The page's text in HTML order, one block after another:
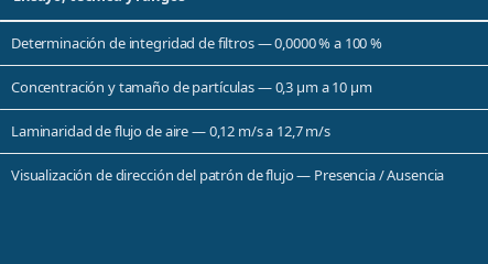
Determinación de integridad de filtros — 0,0000 % a 100 %
Concentración y tamaño de partículas — 0,3 µm a 10 µm
Laminaridad de flujo de aire — 0,12 m/s a 12,7 m/s
Visualización de dirección del patrón de flujo — Presencia / Ausencia